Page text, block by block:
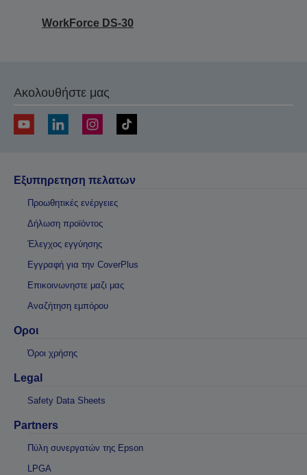
WorkForce DS-30
Ακολουθήστε μας
Εξυπηρετηση πελατων
Προωθητικές ενέργειες
Δήλωση προϊόντος
Έλεγχος εγγύησης
Εγγραφή για την CoverPlus
Επικοινωνηστε μαζι μας
Αναζήτηση εμπόρου
Οροι
Όροι χρήσης
Legal
Safety Data Sheets
Partners
Πύλη συνεργατών της Epson
LPGA